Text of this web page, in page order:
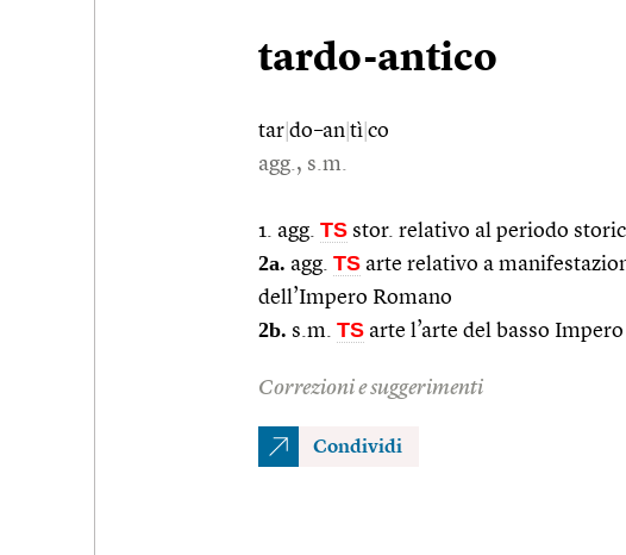
tardo-antico
tar do–an tì co
agg., s.m.
1. agg. TS stor. relativo al periodo
2a. agg. TS arte relativo a
dell’Impero Romano
2b. s.m. TS arte l’arte del basso Impero
Correzioni e suggerimenti
Condividi